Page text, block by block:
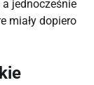
jednocześnie
miały dopiero